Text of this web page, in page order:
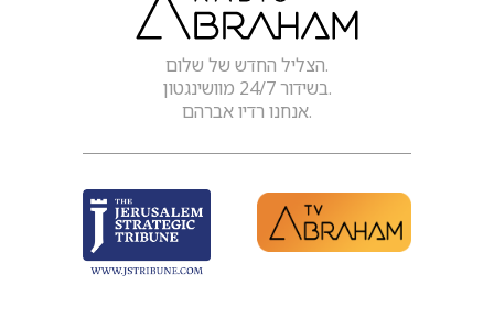
הצליל החדש של שלום.
בשידור 24/7 מוושינגטון.
אנחנו רדיו אברהם.